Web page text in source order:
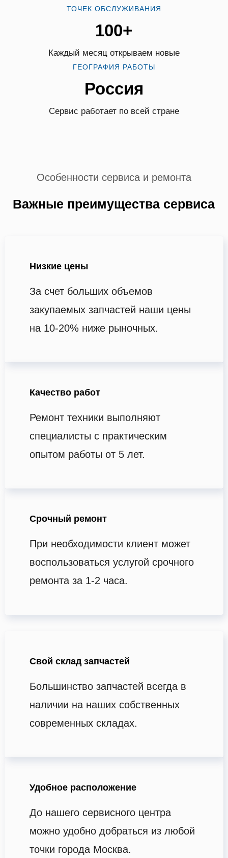
ТОЧЕК ОБСЛУЖИВАНИЯ
100+
Каждый месяц открываем новые
ГЕОГРАФИЯ РАБОТЫ
Россия
Сервис работает по всей стране
Особенности сервиса и ремонта
Важные преимущества сервиса
Низкие цены
За счет больших объемов
закупаемых запчастей наши цены
на 10-20% ниже рыночных.
Качество работ
Ремонт техники выполняют
специалисты с практическим
опытом работы от 5 лет.
Срочный ремонт
При необходимости клиент может
воспользоваться услугой срочного
ремонта за 1-2 часа.
Свой склад запчастей
Большинство запчастей всегда в
наличии на наших собственных
современных складах.
Удобное расположение
До нашего сервисного центра
можно удобно добраться из любой
точки города Москва.